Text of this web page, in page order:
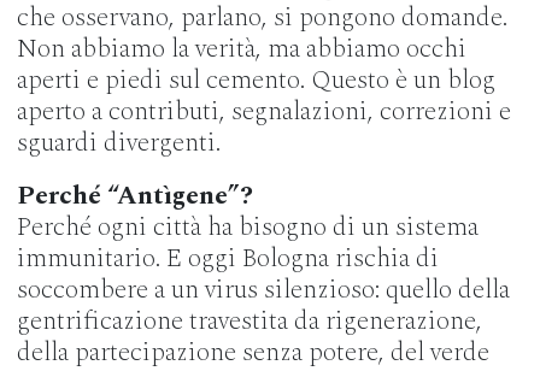
che osservano, parlano, si pongono domande.
Non abbiamo la verità, ma abbiamo occhi
aperti e piedi sul cemento. Questo è un blog
aperto a contributi, segnalazioni, correzioni e
sguardi divergenti.
Perché “Antìgene”?
Perché ogni città ha bisogno di un sistema
immunitario. E oggi Bologna rischia di
soccombere a un virus silenzioso: quello della
gentrificazione travestita da rigenerazione,
della partecipazione senza potere, del verde